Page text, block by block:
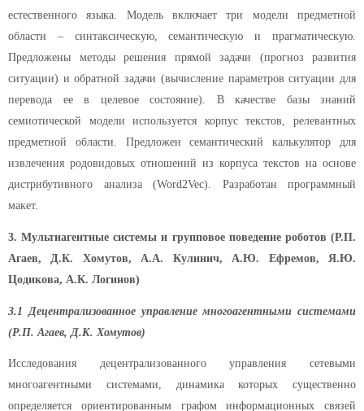
естественного языка. Модель включает три модели предметной
области – синтаксическую, семантическую и прагматическую.
Предложены методы решения прямой задачи (прогноз развития
ситуации) и обратной задачи (вычисление параметров ситуации для
перевода ее в целевое состояние). В качестве базы знаний
семиотической модели используется корпус текстов, релевантных
предметной области. Предложен семантический калькулятор для
извлечения родовидовых отношений из корпуса текстов на основе
дистрибутивного анализа (Word2Vec). Разработан программный
макет.
3. Мультиагентные системы и групповое поведение роботов (Р.П.
Агаев, Д.К. Хомутов, А.А. Кулинич, А.Ю. Ефремов, Я.Ю.
Цодикова, А.К. Логинов)
3.1 Децентрализованное управление многоагентными системами
(Р.П. Агаев, Д.К. Хомутов)
Исследования децентрализованного управления сетевыми
многоагентными системами, динамика которых существенно
определяется ориентированным графом информационных связей